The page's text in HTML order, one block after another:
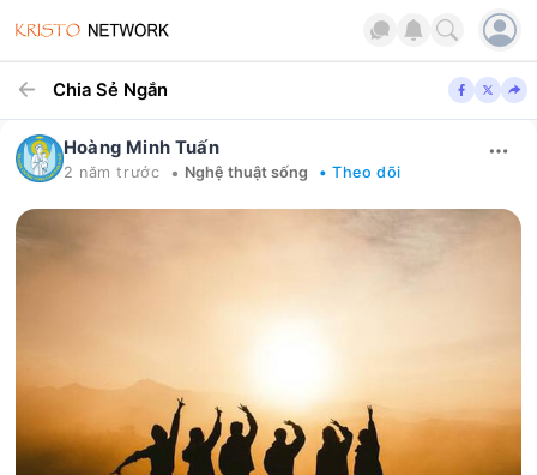
Chia Sẻ Ngắn
Hoàng Minh Tuấn
2 năm trước • Nghệ thuật sống • Theo dõi